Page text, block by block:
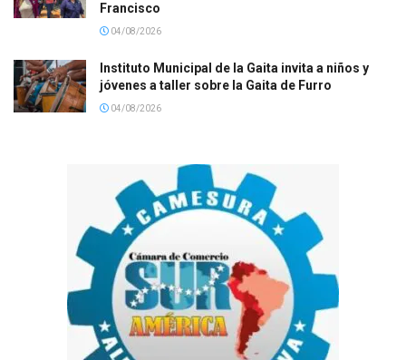
Francisco
04/08/2026
Instituto Municipal de la Gaita invita a niños y
jóvenes a taller sobre la Gaita de Furro
04/08/2026